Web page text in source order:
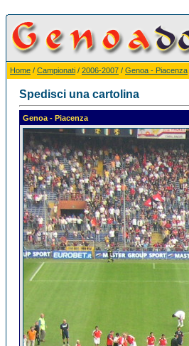
Home / Campionati / 2006-2007 / Genoa - Piacenza
Spedisci una cartolina
Genoa - Piacenza